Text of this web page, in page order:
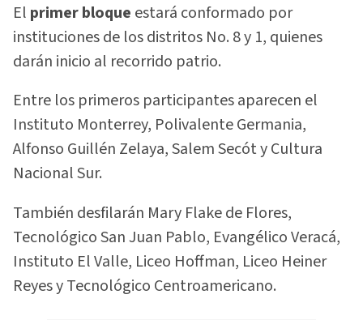
El primer bloque estará conformado por
instituciones de los distritos No. 8 y 1, quienes
darán inicio al recorrido patrio.
Entre los primeros participantes aparecen el
Instituto Monterrey, Polivalente Germania,
Alfonso Guillén Zelaya, Salem Secót y Cultura
Nacional Sur.
También desfilarán Mary Flake de Flores,
Tecnológico San Juan Pablo, Evangélico Veracá,
Instituto El Valle, Liceo Hoffman, Liceo Heiner
Reyes y Tecnológico Centroamericano.